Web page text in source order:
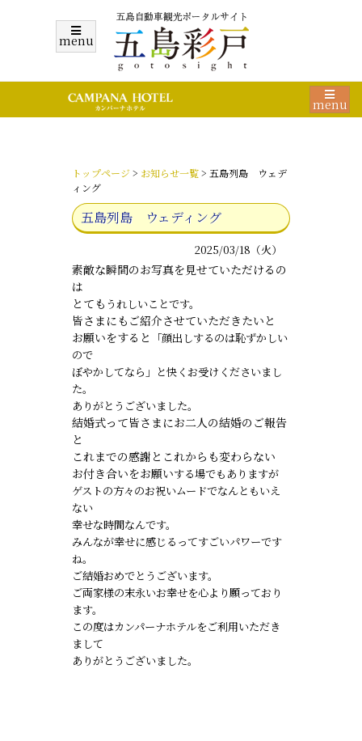
menu
menu
トップページ > お知らせ一覧> 五島列島 ウェデ
ィング
五島列島 ウェディング
2025/03/18（火）
素敵な瞬間のお写真を見せていただけるの
は
とても うれしいことです。
皆さまにもご紹介させていただきたいと
お願いをすると
「顔出しするのは恥ずかしい
ので
ぼやかしてなら」と快くお受けくださいまし
た。
ありがとうございました。
結婚式って皆さまにお二人の結婚のご報告
と
これまでの感謝とこれからも変わらない
お付き合いをお願いする場でもありますが
ゲストの方々のお祝いムードでなんともいえ
ない
幸せな時間なんです。
みんなが幸せに感じるってすごいパワーです
ね。
ご結婚おめでとうございます。
ご両家様の末永いお幸せを心より願っており
ます。
この度はカンパーナホテルをご利用いただき
まして
ありがとうございました。